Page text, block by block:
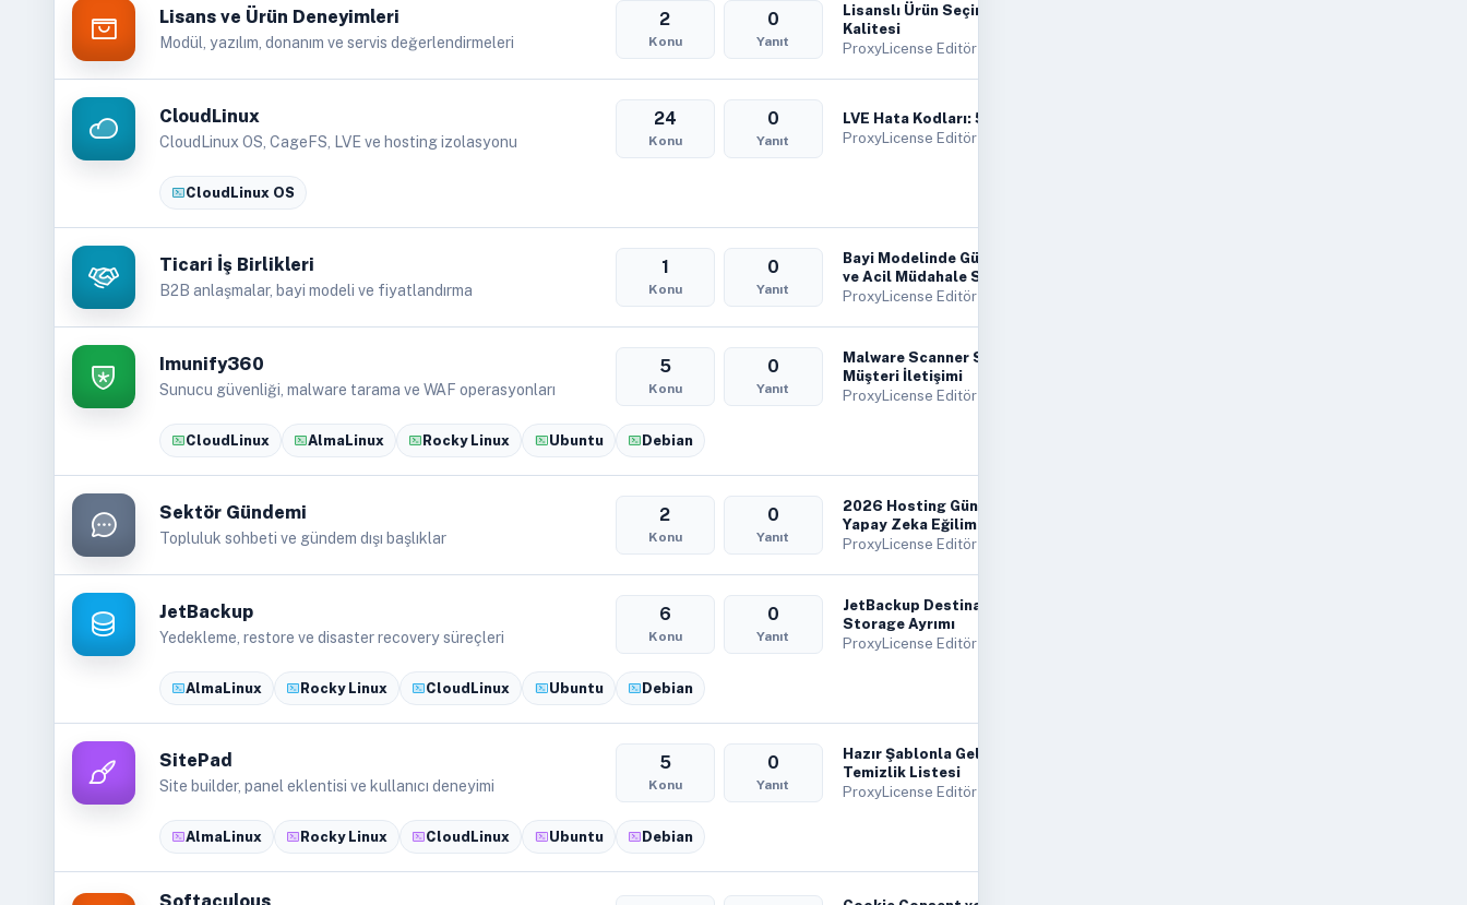
Lisans ve Ürün Deneyimleri
Modül, yazılım, donanım ve servis değerlendirmeleri
2
Konu
0
Yanıt
Lisanslı Ürün Seçiminde Release Takibi ve Destek
Kalitesi
ProxyLicense Editör · 09.05.2026 20:18
CloudLinux
CloudLinux OS, CageFS, LVE ve hosting izolasyonu
24
Konu
0
Yanıt
LVE Hata Kodları: 508, Retry-After ve 429 Kullanımı
ProxyLicense Editör · 09.05.2026 20:58
CloudLinux OS
Ticari İş Birlikleri
B2B anlaşmalar, bayi modeli ve fiyatlandırma
1
Konu
0
Yanıt
Bayi Modelinde Güvenlik Sorumluluğu: SLA, Duyuru
ve Acil Müdahale Süreleri
ProxyLicense Editör · 09.05.2026 19:42
Imunify360
Sunucu güvenliği, malware tarama ve WAF operasyonları
5
Konu
0
Yanıt
Malware Scanner Sonrası Karantina, Restore ve
Müşteri İletişimi
ProxyLicense Editör · 09.05.2026 20:18
CloudLinux AlmaLinux Rocky Linux Ubuntu Debian
Sektör Gündemi
Topluluk sohbeti ve gündem dışı başlıklar
2
Konu
0
Yanıt
2026 Hosting Gündeminde Güvenlik, Otomasyon ve
Yapay Zeka Eğilimi
ProxyLicense Editör · 09.05.2026 20:18
JetBackup
Yedekleme, restore ve disaster recovery süreçleri
6
Konu
0
Yanıt
JetBackup Destinasyonlarında S3, Local ve Remote
Storage Ayrımı
ProxyLicense Editör · 09.05.2026 20:18
AlmaLinux Rocky Linux CloudLinux Ubuntu Debian
SitePad
Site builder, panel eklentisi ve kullanıcı deneyimi
5
Konu
0
Yanıt
Hazır Şablonla Gelen Sitelerde SEO ve Performans
Temizlik Listesi
ProxyLicense Editör · 09.05.2026 20:18
AlmaLinux Rocky Linux CloudLinux Ubuntu Debian
Softaculous